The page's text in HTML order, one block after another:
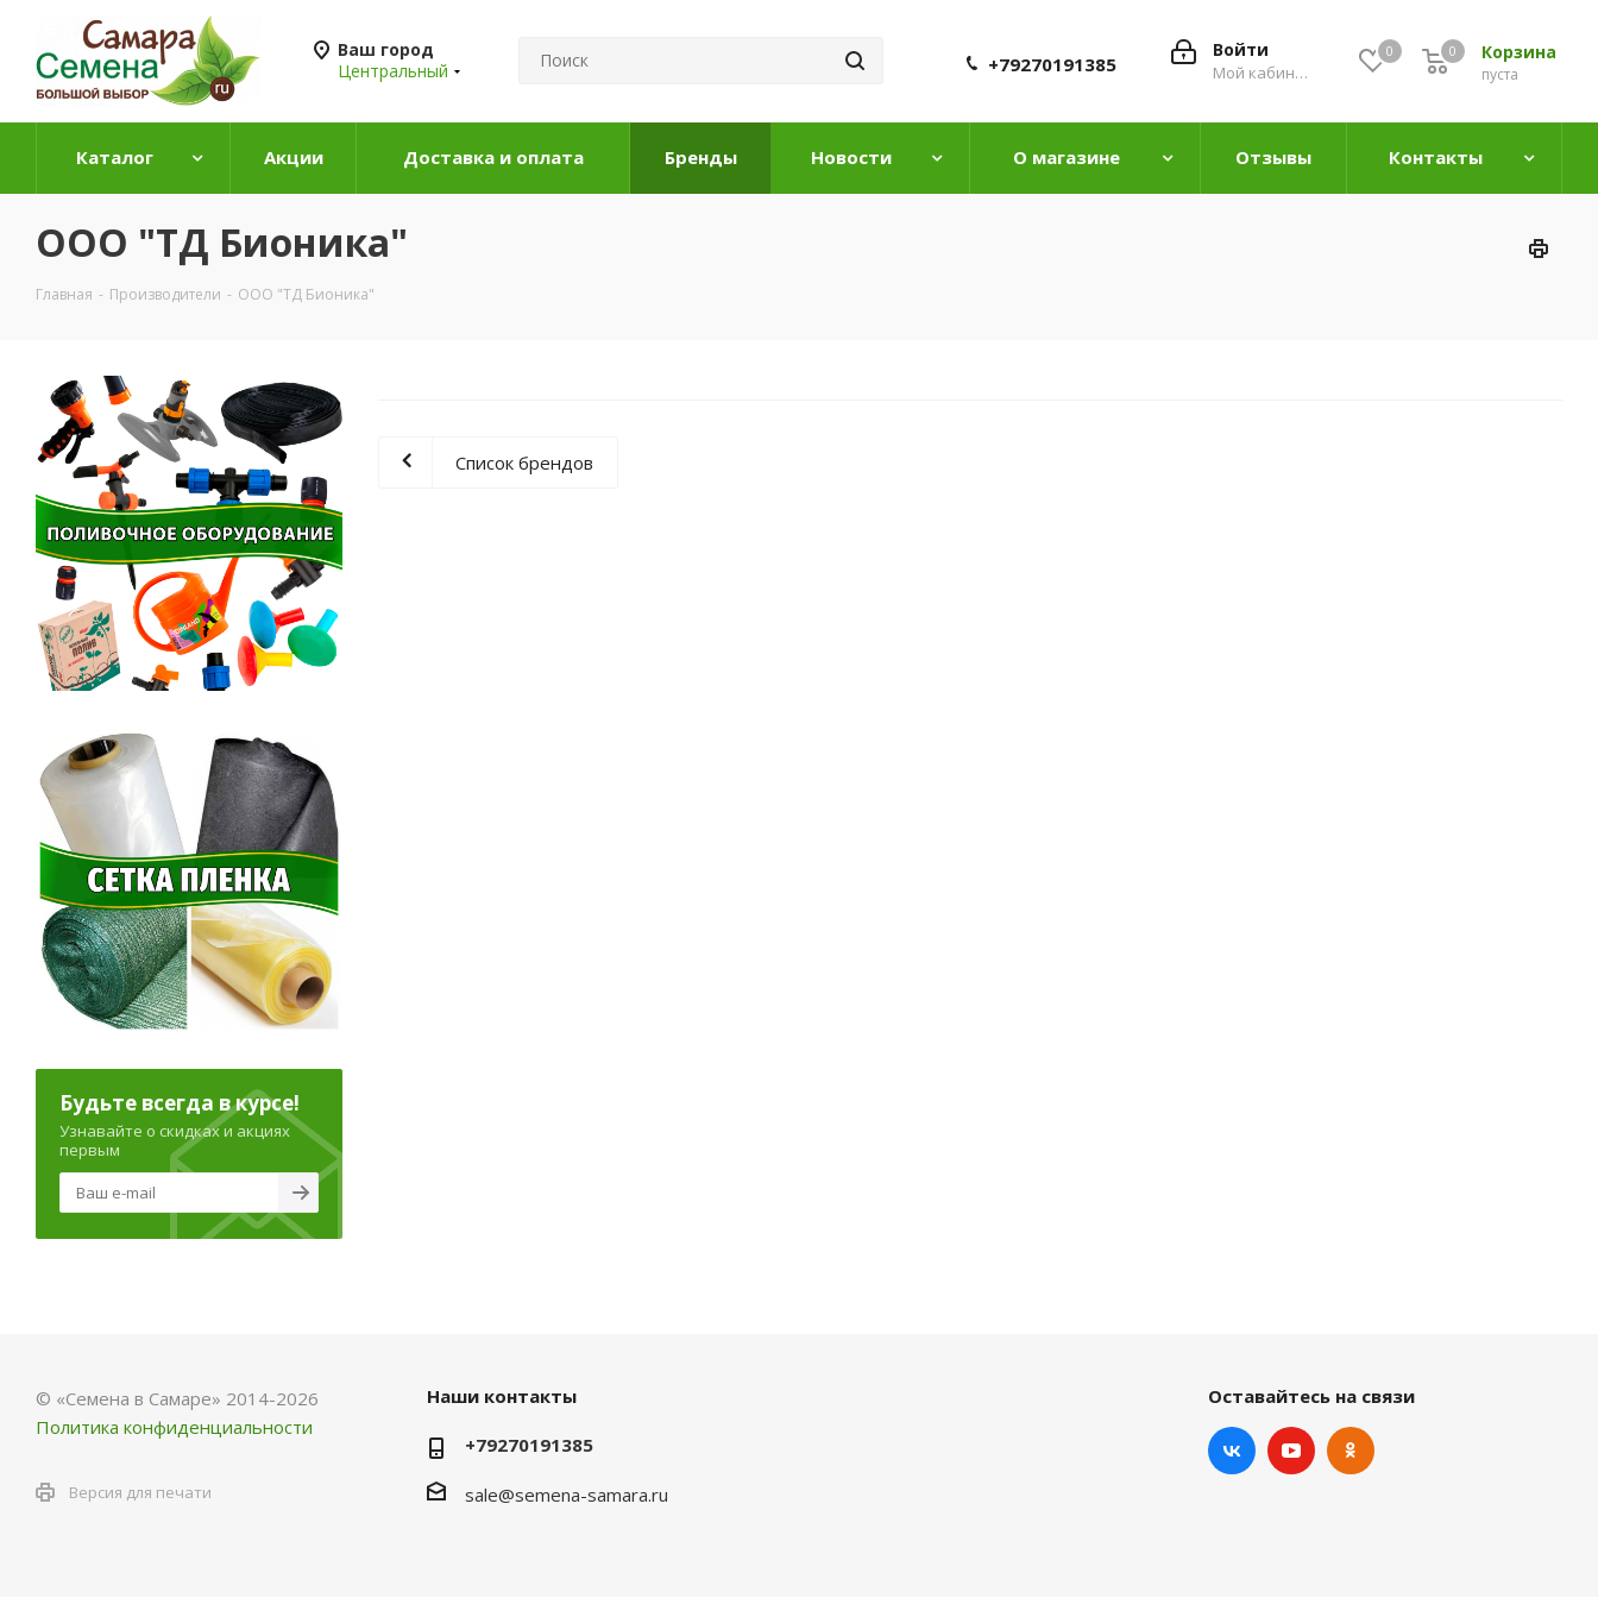
Ваш город
Центральный
0 Корзина
0
пуста
0
Войти
Мой кабинет
+79270191385
Каталог Акции Доставка и оплата Бренды Новости О магазине Отзывы Контакты
ООО "ТД Бионика"
Главная - Производители - ООО "ТД Бионика"
Список брендов
Будьте всегда в курсе!
Узнавайте о скидках и акциях
первым
© «Семена в Самаре» 2014-2026
Политика конфиденциальности
Версия для печати
Наши контакты
+79270191385
sale@semena-samara.ru
Оставайтесь на связи